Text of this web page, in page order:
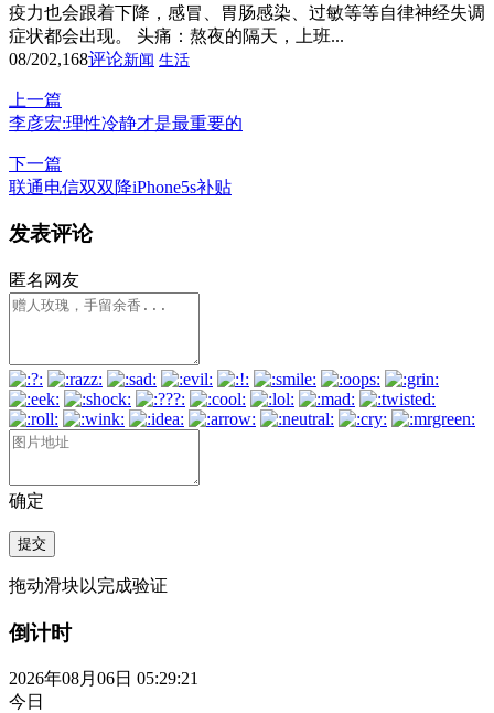
疫力也会跟着下降，感冒、胃肠感染、过敏等等自律神经失调
症状都会出现。 头痛：熬夜的隔天，上班...
08/202,168评论新闻 生活
上一篇
李彦宏:理性冷静才是最重要的
下一篇
联通电信双双降iPhone5s补贴
发表评论
匿名网友
确定
提交
拖动滑块以完成验证
倒计时
2026年08月06日 05:29:22
今日